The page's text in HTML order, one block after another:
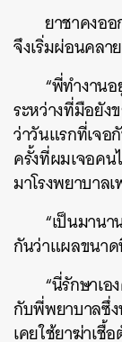
ยาชาคงอ
จึงเริ่มผ่อนคลา
“พี่ทำงาน
ระหว่างที่มือยั
ว่าวันแรกที่เจอ
ครั้งที่ผมเจอคน
มาโรงพยาบาล
“เป็นมาน
กันว่าแผลขนา
“นี่รักษาเ
กับพี่พยาบาลซึ่ง
เคยใช้ยาฆ่าเชื้